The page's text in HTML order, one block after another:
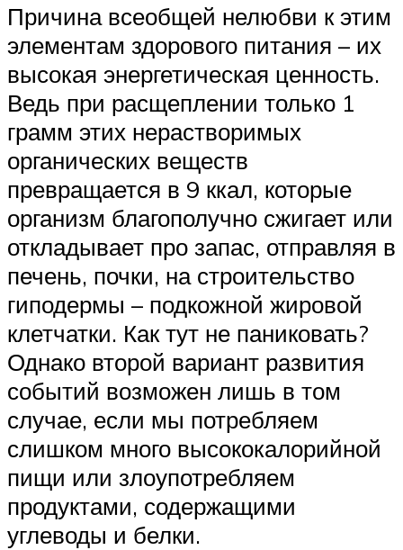
Причина всеобщей нелюбви к этим
элементам здорового питания – их
высокая энергетическая ценность.
Ведь при расщеплении только 1
грамм этих нерастворимых
органических веществ
превращается в 9 ккал, которые
организм благополучно сжигает или
откладывает про запас, отправляя в
печень, почки, на строительство
гиподермы – подкожной жировой
клетчатки. Как тут не паниковать?
Однако второй вариант развития
событий возможен лишь в том
случае, если мы потребляем
слишком много высококалорийной
пищи или злоупотребляем
продуктами, содержащими
углеводы и белки.